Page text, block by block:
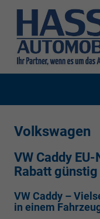
Volkswagen
VW Caddy
Rabatt
VW Caddy –
in einem